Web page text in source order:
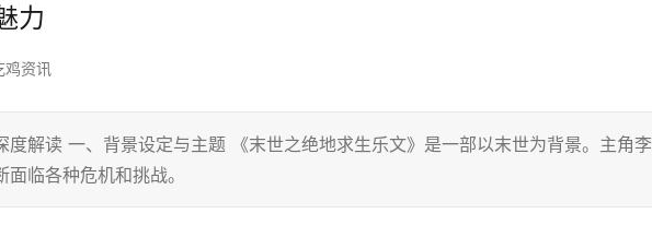
力
鸡资讯
度解读 一、背景设定与主题 《末世之绝地求生乐文》是一部以末世为背景。主角李
临各种危机和挑战。